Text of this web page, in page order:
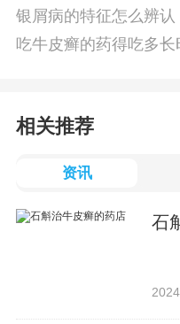
银屑病的特征怎么辨认
吃牛皮癣的药得吃多长
相关推荐
资讯
石